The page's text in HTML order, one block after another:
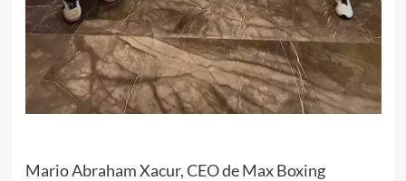
Mario Abraham Xacur, CEO de Max Boxing